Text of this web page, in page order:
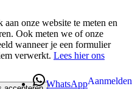
WhatsAppAanmelden
onze website te meten en
Ook meten we of onze
wanneer je een formulier
verwerkt. Lees hier ons